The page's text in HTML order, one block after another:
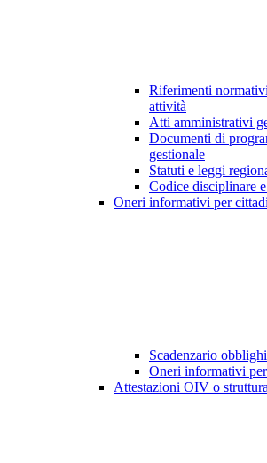
Riferimenti
attività
Atti amministrativi
Documenti di
gestionale
Statuti e leggi
Codice disciplinare
Oneri informativi per
Scadenzario
Oneri informativi
Attestazioni OIV o